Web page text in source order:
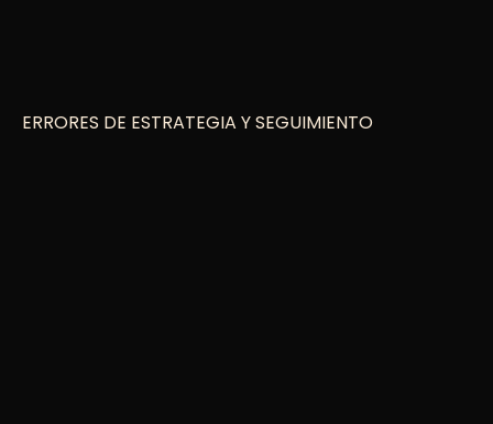
ERRORES DE ESTRATEGIA Y SEGUIMIENTO